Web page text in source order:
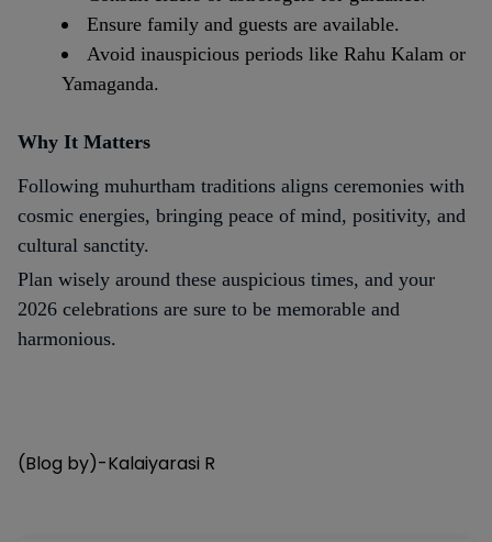
Ensure family and guests are available.
Avoid inauspicious periods like Rahu Kalam or
Yamaganda.
Why It Matters
Following muhurtham traditions aligns ceremonies with
cosmic energies, bringing peace of mind, positivity, and
cultural sanctity.
Plan wisely around these auspicious times, and your
2026 celebrations are sure to be memorable and
harmonious.
(Blog by)-Kalaiyarasi R